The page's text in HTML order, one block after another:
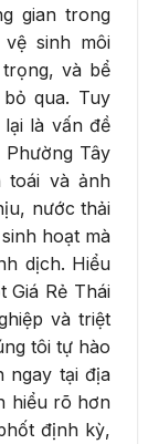
gian trong
sinh môi
và bể
qua. Tuy
là vấn đề
Tây
toái và ảnh
nước thải
hoạt mà
dịch. Hiểu
Giá Rẻ Thái
và triệt
tôi tự hào
ngay tại địa
hiểu rõ hơn
định kỳ,